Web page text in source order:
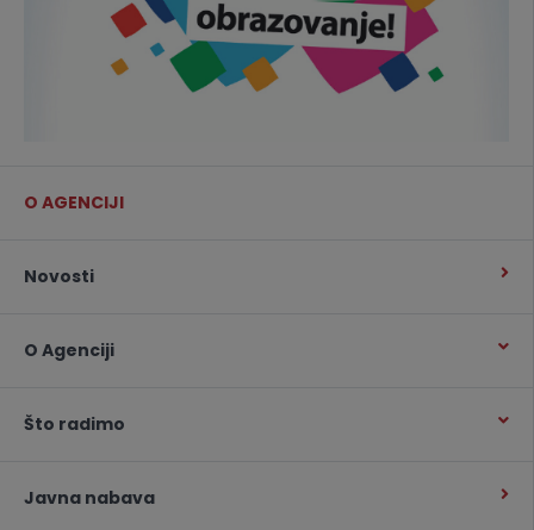
O AGENCIJI
Novosti
O Agenciji
Što radimo
Javna nabava